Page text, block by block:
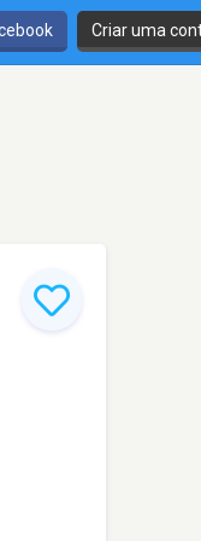
Criar uma